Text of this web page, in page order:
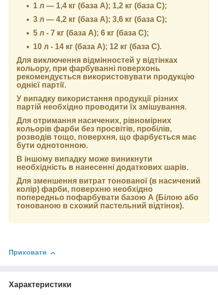
1 л — 1,4 кг (база А); 1,2 кг (база С);
3 л — 4,2 кг (база А); 3,6 кг (база C);
5 л - 7 кг (база А); 6 кг (база С);
10 л - 14 кг (база А); 12 кг (база С).
Для виключення відмінностей у відтінках
кольору, при фарбуванні поверхонь
рекомендується використовувати продукцію
однієї партії.
У випадку використання продукції різних
партій необхідно проводити їх змішування.
Для отримання насичених, рівномірних
кольорів фарби без просвітів, пробілів,
розводів тощо, поверхня, що фарбується має
бути однотонною.
В іншому випадку може виникнути
необхідність в нанесенні додаткових шарів.
Для зменшення витрат тонованої (в насичений
колір) фарби, поверхню необхідно
попередньо пофарбувати базою А (Білою або
тонованою в схожий пастельний відтінок).
Приховати
Характеристики